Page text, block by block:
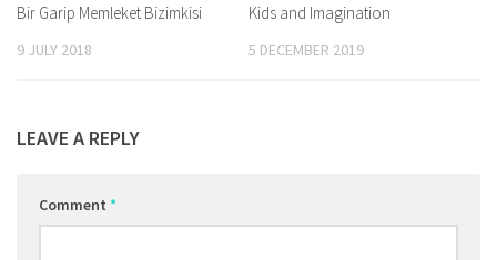
Bir Garip Memleket Bizimkisi
9 JULY 2018
Kids and Imagination
5 DECEMBER 2019
LEAVE A REPLY
Comment *